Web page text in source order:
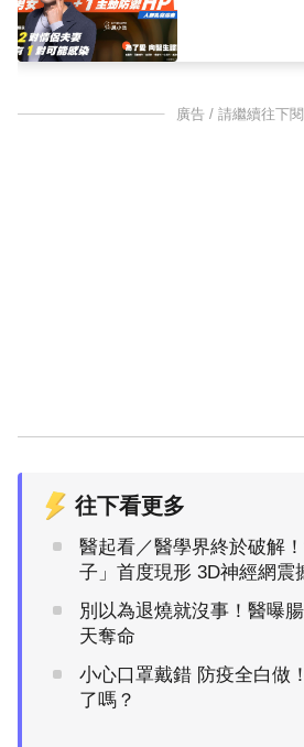
廣告 / 請繼續往下
往下看更多
醫起看／醫學界終於破解
子」首度現形 3D神經網震
別以為退燒就沒事！醫曝
天奪命
小心口罩戴錯 防疫全白做
了嗎？